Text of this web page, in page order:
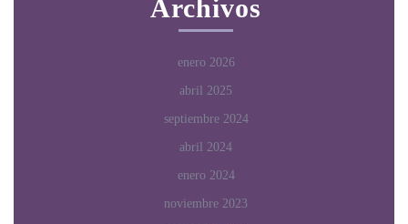
Archivos
enero 2026
abril 2025
septiembre 2024
abril 2024
enero 2024
noviembre 2023